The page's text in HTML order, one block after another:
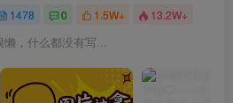
1478 0 1.5W+ 13.2W+
，什么都没有写...